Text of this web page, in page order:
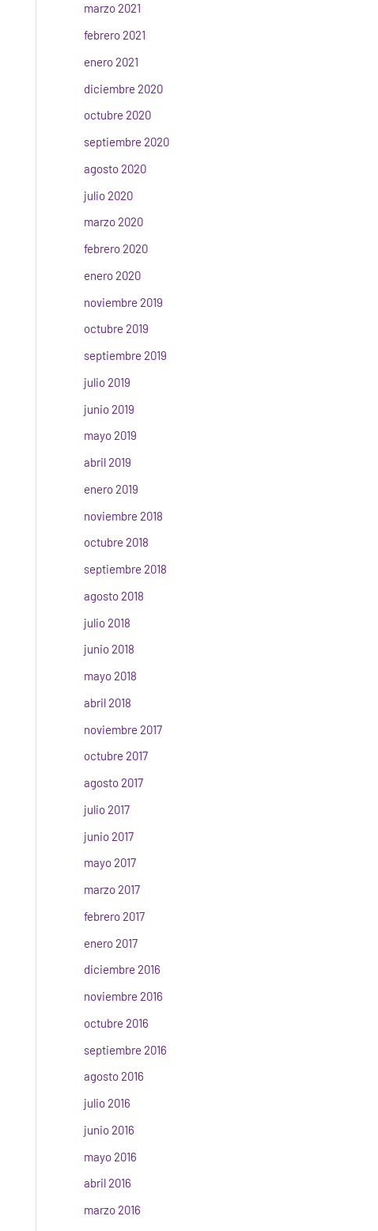
marzo 2021
febrero 2021
enero 2021
diciembre 2020
octubre 2020
septiembre 2020
agosto 2020
julio 2020
marzo 2020
febrero 2020
enero 2020
noviembre 2019
octubre 2019
septiembre 2019
julio 2019
junio 2019
mayo 2019
abril 2019
enero 2019
noviembre 2018
octubre 2018
septiembre 2018
agosto 2018
julio 2018
junio 2018
mayo 2018
abril 2018
noviembre 2017
octubre 2017
agosto 2017
julio 2017
junio 2017
mayo 2017
marzo 2017
febrero 2017
enero 2017
diciembre 2016
noviembre 2016
octubre 2016
septiembre 2016
agosto 2016
julio 2016
junio 2016
mayo 2016
abril 2016
marzo 2016